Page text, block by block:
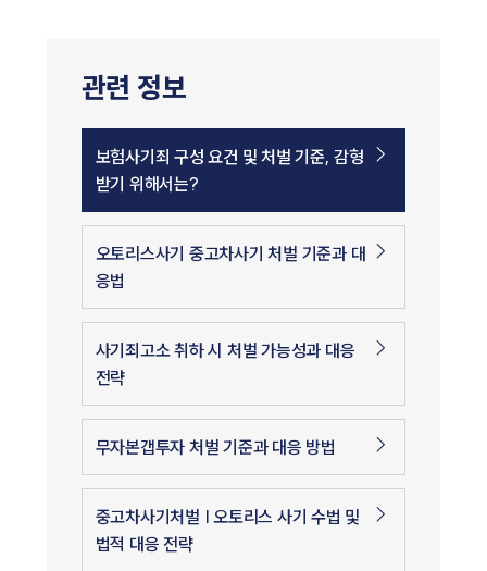
관련 정보
보험사기죄 구성 요건 및 처벌 기준, 감형
받기 위해서는?
오토리스사기 중고차사기 처벌 기준과 대
응법
사기죄고소 취하 시 처벌 가능성과 대응
전략
무자본갭투자 처벌 기준과 대응 방법
중고차사기처벌 | 오토리스 사기 수법 및
법적 대응 전략